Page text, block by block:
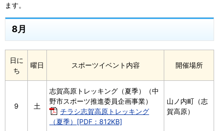
ます。
8月
日に
ち
曜日 スポーツイベント内容 開催場所
9 土
志賀高原トレッキング（夏季）（中
野市スポーツ推進委員企画事業）
チラシ志賀高原トレッキング
（夏季）[PDF：812KB]
山ノ内町（志
賀高原）